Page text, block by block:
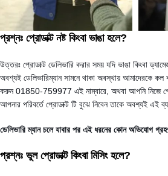
প্রশ্নঃ প্রোডাক্ট নষ্ট কিংবা ভাঙা হলে?
উত্তরঃ প্রোডাক্ট ডেলিভারি করার সময় যদি ভাঙা কিংবা
অবশ্যই ডেলিভারিম্যান সামনে থাকা অবস্থায় আমাদেরকে
করুন 01850-759977 এই নাম্বারে, অথবা আপনি নিজে
আপনার পরিবর্তে প্রোডাক্ট টি বুঝে নিবেন তাকে অবশ্যই এই
ডেলিভারি ম্যান চলে যাবার পর এই ধরনের কোন অভিযোগ
প্রশ্নঃ ভুল প্রোডাক্ট কিংবা মিসিং হলে?